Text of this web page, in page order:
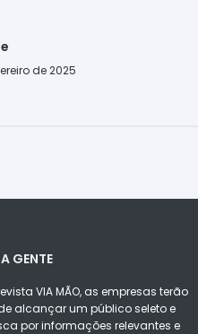
de 2025
GENTE
VIA MÃO, as empresas terão
alcançar um público seleto e
por informações relevantes e